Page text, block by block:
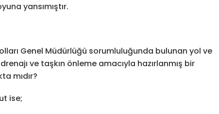
yansımıştır.
Genel Müdürlüğü sorumluluğunda bulunan yol ve
ve taşkın önleme amacıyla hazırlanmış bir
mıdır?
ise;